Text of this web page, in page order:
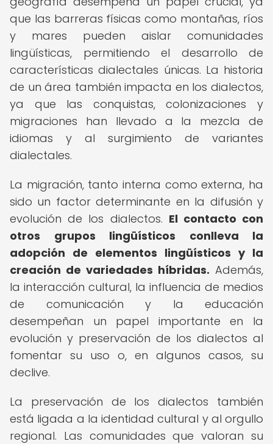
que las barreras físicas como montañas, ríos
y mares pueden aislar comunidades
lingüísticas, permitiendo el desarrollo de
características dialectales únicas. La historia
de un área también impacta en los dialectos,
ya que las conquistas, colonizaciones y
migraciones han llevado a la mezcla de
idiomas y al surgimiento de variantes
dialectales.
La migración, tanto interna como externa, ha
sido un factor determinante en la difusión y
evolución de los dialectos. El contacto con
otros grupos lingüísticos conlleva la
adopción de elementos lingüísticos y la
creación de variedades híbridas. Además,
la interacción cultural, la influencia de medios
de comunicación y la educación
desempeñan un papel importante en la
evolución y preservación de los dialectos al
fomentar su uso o, en algunos casos, su
declive.
La preservación de los dialectos también
está ligada a la identidad cultural y al orgullo
regional. Las comunidades que valoran su